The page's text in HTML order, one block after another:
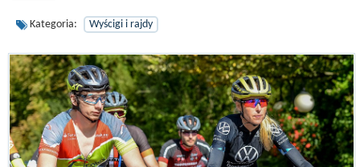
Kategoria: Wyścigi i rajdy